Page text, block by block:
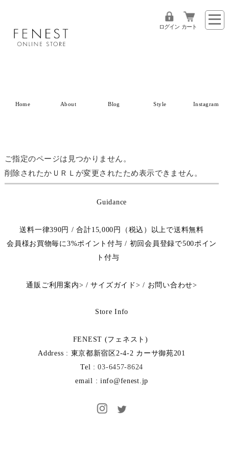
ログイン カート
Home About Blog Style Instagram
ご指定のページは見つかりません。
削除されたかＵＲＬが変更されたため表示できません。
Guidance
送料一律390円 / 合計15,000円（税込）以上で送料無料
会員様お買物毎に3%ポイント付与 / 初回会員登録で500ポイン
ト付与
通販ご利用案内> /サイズガイド> / お問い合わせ>
Store Info
FENEST (フェネスト)
Address : 東京都新宿区2-4-2 カーサ御苑201
Tel :03-6457-8624
email : info@fenest.jp